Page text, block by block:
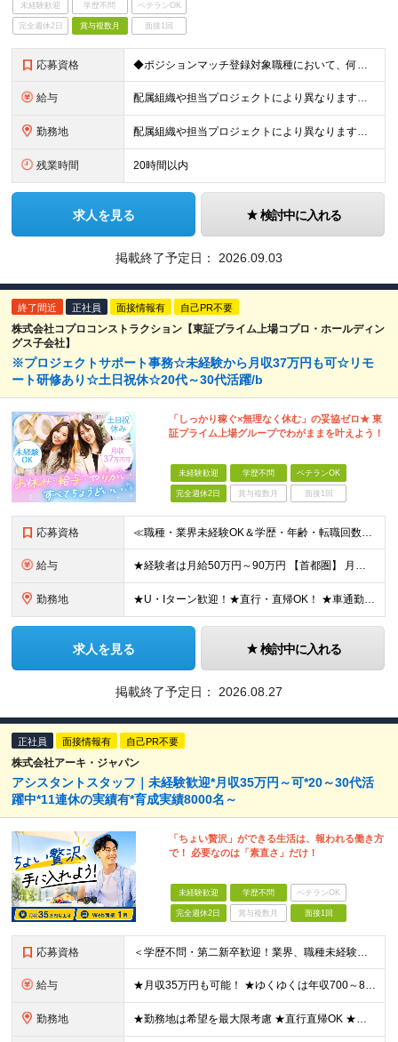
未経験歓迎 学歴不問 ベテランOK
完全週休2日 賞与複数月 面接1回
応募資格 ◆ポジションマッチ登録対象職種において、何かしらの知識・経験を有する方
給与 配属組織や担当プロジェクトにより異なります。 想定年収：450万円～1100万円 ※ご経験やスキルに応じて決定します。 ※上記想定年収はあくまでも目安の金額であり、 選考を通じて上下する可能性があ
勤務地 配属組織や担当プロジェクトにより異なります。 ◆新潟本社 新潟県新潟市江南区亀田工業団地3丁目1番1号 ◆東京オフィス 東京都中央区入船3丁目3番8号 ヒューリック築地イーストビル 東京オフィス
残業時間 20時間以内
求人を見る 検討中に入れる
掲載終了予定日： 2026.09.03
終了間近 正社員 面接情報有 自己PR不要
株式会社コプロコンストラクション【東証プライム上場コプロ・ホールディン
グス子会社】
※プロジェクトサポート事務☆未経験から月収37万円も可☆リモ
ート研修あり☆土日祝休☆20代～30代活躍/b
「しっかり稼ぐ×無理なく休む」の妥協ゼロ★ 東
証プライム上場グループでわがままを叶えよう！
未経験歓迎 学歴不問 ベテランOK
完全週休2日 賞与複数月 面接1回
応募資格 ≪職種・業界未経験OK＆学歴・年齢・転職回数不問≫ ◆第二新卒歓迎 ◆社会人経験不問 ◆資格不問 ※新卒の方もご応募可能！ （待遇・募集要項等は別途ご案内いたします） ※入社時期は柔軟に対応します！半
給与 ★経験者は月給50万円～90万円 【首都圏】 月給30万1230円〜 ⇒基本22万7000円+地域6万4230円+皆勤1万円 【群馬/栃木/茨城】 月給28万1090円〜 ⇒基本23万4000円+
勤務地 ★U・Iターン歓迎！★直行・直帰OK！ ★車通勤可能のエリアもあり！★出張なしの働き方も可能 全国47都道府県の各プロジェクト（転勤なし！勤務地に対する希望も実現可能！） 「自宅から1時間以内で通え
求人を見る 検討中に入れる
掲載終了予定日： 2026.08.27
正社員 面接情報有 自己PR不要
株式会社アーキ・ジャパン
アシスタントスタッフ｜未経験歓迎*月収35万円～可*20～30代活
躍中*11連休の実績有*育成実績8000名～
「ちょい贅沢」ができる生活は、報われる働き方
で！ 必要なのは「素直さ」だけ！
未経験歓迎 学歴不問 ベテランOK
完全週休2日 賞与複数月 面接1回
応募資格 ＜学歴不問・第二新卒歓迎！業界、職種未経験歓迎！20代～30代活躍中＞ ★35歳以下の方（若年層の長期キャリア形成を図るため） ★フリーター・正社員未経験・社会人未経験OK ★転職回数が多い方もぜひ
給与 ★月収35万円も可能！ ★ゆくゆくは年収700～800万円も！ ★手当が多数あり ・残業手当（100％）★1分単位で支給 ・資格手当（最大月6万円） ・結婚/出産祝金（最大3万円） 【首都圏・北関東
勤務地 ★勤務地は希望を最大限考慮 ★直行直帰OK ★車通勤のエリアもあり ★研修は、下記いずれかの研修センターで行います ・東京校（東京本社とアクセスは同様） ・大阪校（大阪府大阪市中央区道修町 2-1-1